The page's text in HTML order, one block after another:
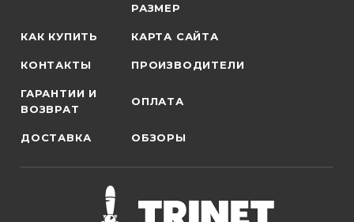
РАЗМЕР
КАК КУПИТЬ КАРТА САЙТА
КОНТАКТЫ ПРОИЗВОДИТЕЛИ
ГАРАНТИИ И
ВОЗВРАТ
ОПЛАТА
ДОСТАВКА ОБЗОРЫ